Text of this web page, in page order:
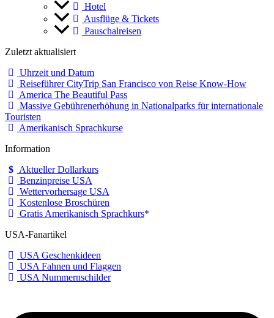
Hotel
Ausflüge & Tickets
Pauschalreisen
Zuletzt aktualisiert
Uhrzeit und Datum
Reiseführer CityTrip San Francisco von Reise Know-How
America The Beautiful Pass
Massive Gebührenerhöhung in Nationalparks für internationale
Touristen
Amerikanisch Sprachkurse
Information
Aktueller Dollarkurs
Benzinpreise USA
Wettervorhersage USA
Kostenlose Broschüren
Gratis Amerikanisch Sprachkurs
USA-Fanartikel
USA Geschenkideen
USA Fahnen und Flaggen
USA Nummernschilder